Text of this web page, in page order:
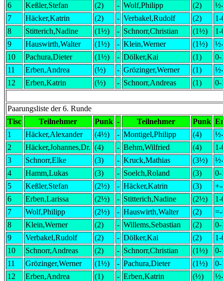
6
Keßler,Stefan (2) - Wolf,Philipp (2)
7
Häcker,Katrin (2) - Verbakel,Rudolf (2)
1-
8
Stitterich,Nadine (1½) - Schnorr,Christian (1½)
1-
9
Hauswirth,Walter (1½) - Klein,Werner (1½)
10
Pachura,Dieter (1½) - Dölker,Kai (1)
0-
11
Erben,Andrea (½) - Grözinger,Werner (1)
12
Erben,Katrin (½) - Schnorr,Andreas (1) 0-
Paarungsliste der 6. Runde
Tisc
Teilnehmer Punk - Teilnehmer Punk
1
Häcker,Alexander (4½) - Montigel,Philipp (4)
2
Häcker,Johannes,Dr. (4) - Behm,Wilfried (4)
1-
3
Schnorr,Elke (3) - Kruck,Mathias (3½)
4
Hamm,Lukas (3) - Soelch,Roland (3)
0-
5
Keßler,Stefan (2½) - Häcker,Katrin (3)
6
Erben,Larissa (2½) - Stitterich,Nadine (2½)
1-
7
Wolf,Philipp (2½) - Hauswirth,Walter (2)
8
Klein,Werner (2) - Willems,Sebastian (2)
0-
9
Verbakel,Rudolf (2) - Dölker,Kai (2)
1-
10
Schnorr,Andreas (2) - Schnorr,Christian (1½)
0-
11
Grözinger,Werner (1½) - Pachura,Dieter (1½)
0-
12
Erben,Andrea (1) - Erben,Katrin (½)